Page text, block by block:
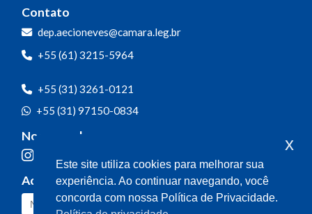
Contato
dep.aecioneves@camara.leg.br
+55 (61) 3215-5964
+55 (31) 3261-0121
+55 (31) 97150-0834
Nossas redes
Acompanhe o meu mandato
Este site utiliza cookies para melhorar sua
experiência. Ao continuar navegando, você
concorda com nossa Política de Privacidade.
x